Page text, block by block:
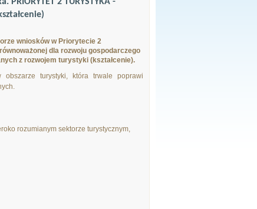
wniosków w Priorytecie 2
dla rozwoju gospodarczego
z rozwojem turystyki (kształcenie).
obszarze turystyki, która trwale poprawi
rozumianym sektorze turystycznym,